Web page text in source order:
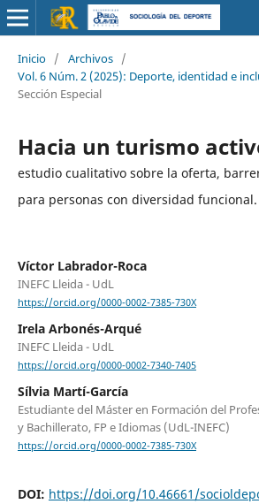
Inicio / Archivos /
Vol. 6 Núm. 2 (2025): Deporte, identidad e
Sección Especial
Hacia un turismo
estudio cualitativo sobre la oferta,
para personas con diversidad funcional.
Víctor Labrador-Roca
INEFC Lleida - UdL
https://orcid.org/0000-0002-7385-730X
Irela Arbonés-Arqué
INEFC Lleida - UdL
https://orcid.org/0000-0002-7340-7405
Sílvia Martí-García
Estudiante del Máster en Formación del
y Bachillerato, FP e Idiomas (UdL-INEFC)
https://orcid.org/0000-0002-7385-730X
DOI: https://doi.org/10.46661/